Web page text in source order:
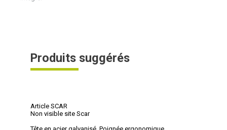
Produits suggérés
Article SCAR
Non visible site Scar